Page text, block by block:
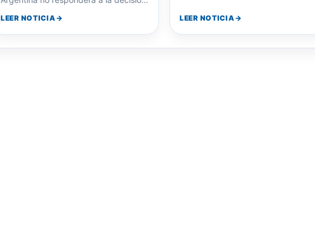
El canciller Pablo Quirno reafirmó que
Argentina no responderá a la decisión
LEER NOTICIA
aprobar la ley sobre la venta…
LEER NOTICIA